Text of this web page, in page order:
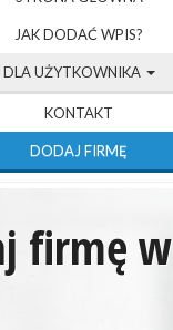
JAK DODAĆ WPIS?
DLA UŻYTKOWNIKA
KONTAKT
DODAJ FIRMĘ
firmę